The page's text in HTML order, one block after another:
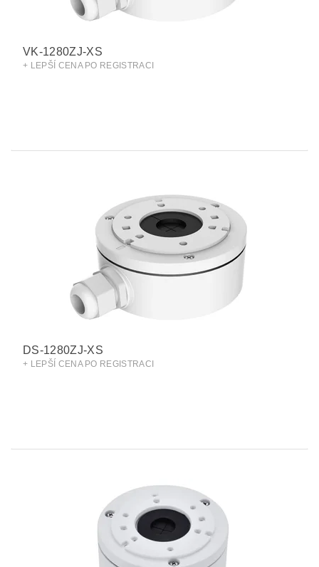
VK-1280ZJ-XS
+ LEPŠÍ CENA PO REGISTRACI
DS-1280ZJ-XS
+ LEPŠÍ CENA PO REGISTRACI